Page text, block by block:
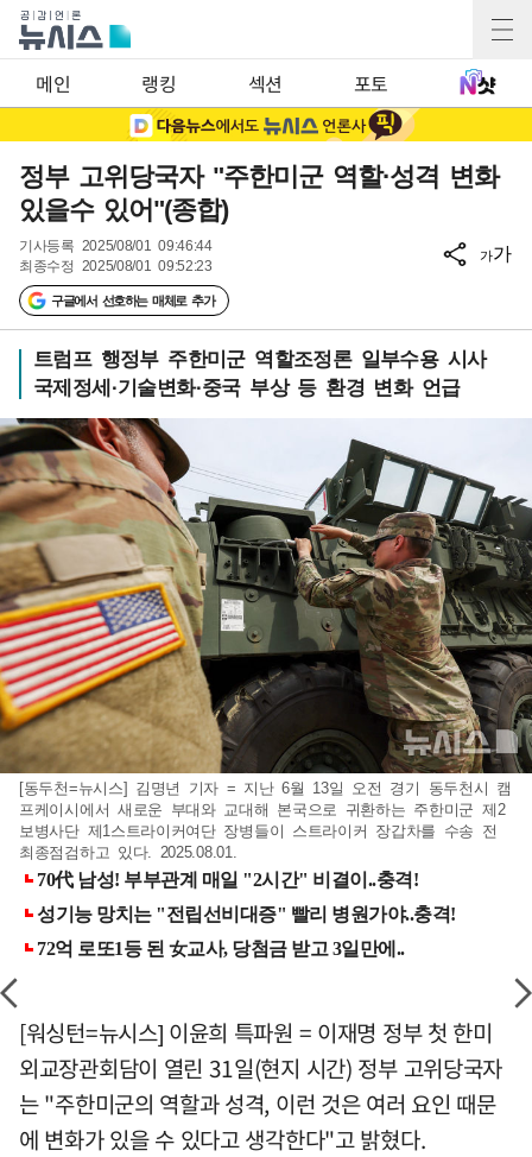
메인 랭킹 섹션 포토
정부 고위당국자 "주한미군 역할·성격 변화
있을수 있어"(종합)
기사등록 2025/08/01 09:46:44
최종수정 2025/08/01 09:52:23
구글에서 선호하는 매체로 추가
가가
트럼프 행정부 주한미군 역할조정론 일부수용 시사
국제정세·기술변화·중국 부상 등 환경 변화 언급
[동두천=뉴시스] 김명년 기자 = 지난 6월 13일 오전 경기 동두천시 캠
프케이시에서 새로운 부대와 교대해 본국으로 귀환하는 주한미군 제2
보병사단 제1스트라이커여단 장병들이 스트라이커 장갑차를 수송 전
최종점검하고 있다. 2025.08.01.
[워싱턴=뉴시스] 이윤희 특파원 = 이재명 정부 첫 한미
외교장관회담이 열린 31일(현지 시간) 정부 고위당국자
는 "주한미군의 역할과 성격, 이런 것은 여러 요인 때문
에 변화가 있을 수 있다고 생각한다"고 밝혔다.